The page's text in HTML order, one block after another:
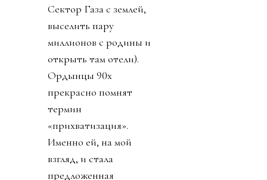
Сектор Газа с землей,
выселить пару
миллионов с родины и
открыть там отели).
Ордынцы 90х
прекрасно помнят
термин
«прихватизация».
Именно ей, на мой
взгляд, и стала
предложенная